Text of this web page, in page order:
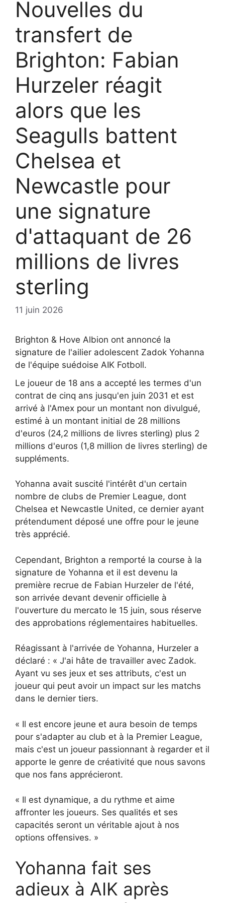
Nouvelles du
transfert de
Brighton: Fabian
Hurzeler réagit
alors que les
Seagulls battent
Chelsea et
Newcastle pour
une signature
d'attaquant de 26
millions de livres
sterling
11 juin 2026
Brighton & Hove Albion ont annoncé la
signature de l'ailier adolescent Zadok Yohanna
de l'équipe suédoise AIK Fotboll.
Le joueur de 18 ans a accepté les termes d'un
contrat de cinq ans jusqu'en juin 2031 et est
arrivé à l'Amex pour un montant non divulgué,
estimé à un montant initial de 28 millions
d'euros (24,2 millions de livres sterling) plus 2
millions d'euros (1,8 million de livres sterling) de
suppléments.
Yohanna avait suscité l'intérêt d'un certain
nombre de clubs de Premier League, dont
Chelsea et Newcastle United, ce dernier ayant
prétendument déposé une offre pour le jeune
très apprécié.
Cependant, Brighton a remporté la course à la
signature de Yohanna et il est devenu la
première recrue de Fabian Hurzeler de l'été,
son arrivée devant devenir officielle à
l'ouverture du mercato le 15 juin, sous réserve
des approbations réglementaires habituelles.
Réagissant à l'arrivée de Yohanna, Hurzeler a
déclaré : « J'ai hâte de travailler avec Zadok.
Ayant vu ses jeux et ses attributs, c'est un
joueur qui peut avoir un impact sur les matchs
dans le dernier tiers.
« Il est encore jeune et aura besoin de temps
pour s'adapter au club et à la Premier League,
mais c'est un joueur passionnant à regarder et il
apporte le genre de créativité que nous savons
que nos fans apprécieront.
« Il est dynamique, a du rythme et aime
affronter les joueurs. Ses qualités et ses
capacités seront un véritable ajout à nos
options offensives. »
Yohanna fait ses
adieux à AIK après